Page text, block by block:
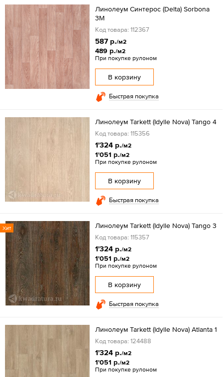
Линолеум Синтерос (Delta) Sorbona
3М
Код товара: 112367
587 р./м2
489 р./м2
При покупке рулоном
В корзину
Быстрая покупка
Линолеум Tarkett (Idylle Nova) Tango 4
Код товара: 115356
1'324 р./м2
1'051 р./м2
При покупке рулоном
В корзину
Быстрая покупка
Хит Линолеум Tarkett (Idylle Nova) Tango 3
Код товара: 115357
1'324 р./м2
1'051 р./м2
При покупке рулоном
В корзину
Быстрая покупка
Линолеум Tarkett (Idylle Nova) Atlanta 1
Код товара: 124488
1'324 р./м2
1'051 р./м2
При покупке рулоном